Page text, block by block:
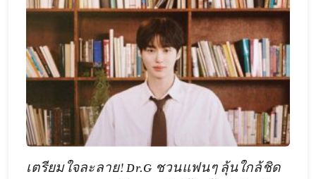
เตรียมใจละลาย! Dr.G ชวนแฟนๆ ลุ้นใกล้ชิด